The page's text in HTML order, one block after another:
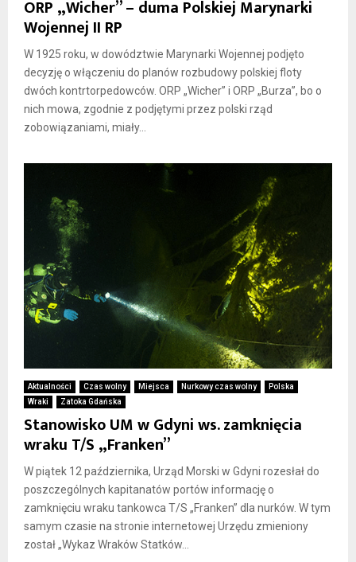
ORP „Wicher” – duma Polskiej Marynarki
Wojennej II RP
W 1925 roku, w dowództwie Marynarki Wojennej podjęto
decyzję o włączeniu do planów rozbudowy polskiej floty
dwóch kontrtorpedowców. ORP „Wicher” i ORP „Burza”, bo o
nich mowa, zgodnie z podjętymi przez polski rząd
zobowiązaniami, miały...
Aktualności Czas wolny Miejsca Nurkowy czas wolny
Polska
Wraki
Zatoka Gdańska
Stanowisko UM w Gdyni ws. zamknięcia
wraku T/S „Franken”
W piątek 12 października, Urząd Morski w Gdyni rozesłał do
poszczególnych kapitanatów portów informację o
zamknięciu wraku tankowca T/S „Franken” dla nurków. W tym
samym czasie na stronie internetowej Urzędu zmieniony
został „Wykaz Wraków Statków...